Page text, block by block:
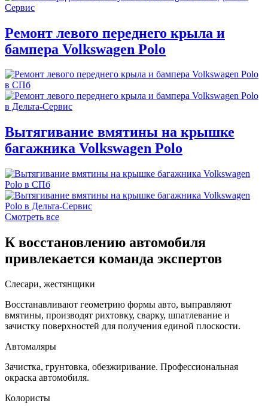
Ремонт левого переднего крыла и
бампера Volkswagen Polo
Вытягивание вмятины на крышке
багажника Volkswagen Polo
Смотреть все
К восстановлению автомобиля
привлекается команда экспертов
Слесари, жестянщики
Восстанавливают геометрию формы авто, выправляют
вмятины, производят рихтовку, сварку, шпатлевание и
зачистку поверхностей для получения единой плоскости.
Автомаляры
Зачистка, грунтовка, обезжиривание. Профессиональная
окраска автомобиля.
Колористы